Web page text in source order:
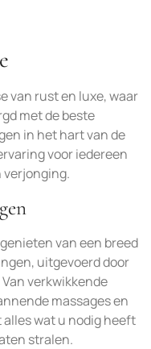
van rust en luxe, waar
met de beste
in het hart van de
voor iedereen
verjonging.
van een breed
uitgevoerd door
verkwikkende
massages en
wat u nodig heeft
stralen.